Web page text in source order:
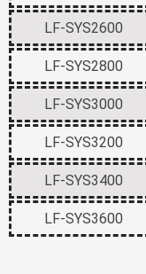
LF-SYS2600
LF-SYS2800
LF-SYS3000
LF-SYS3200
LF-SYS3400
LF-SYS3600